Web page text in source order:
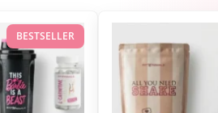
BESTSELLER